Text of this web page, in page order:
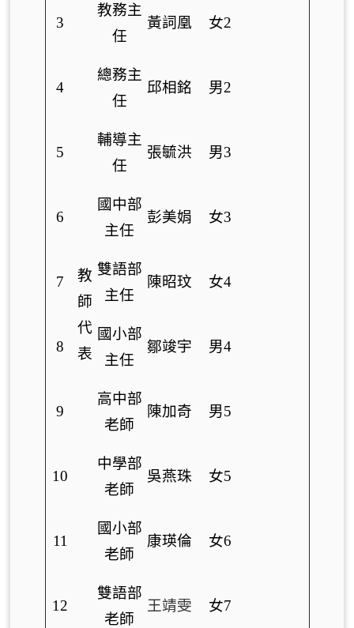
3
教
師
代
表
教務主
任
黃詞凰 女2
4
總務主
任
邱相銘 男2
5
輔導主
任
張毓洪 男3
6
國中部
主任
彭美娟 女3
7
雙語部
主任
陳昭玟 女4
8
國小部
主任
鄒竣宇 男4
9
高中部
老師
陳加奇 男5
10
中學部
老師
吳燕珠 女5
11
國小部
老師
康瑛倫 女6
12
雙語部
老師
王靖雯 女7